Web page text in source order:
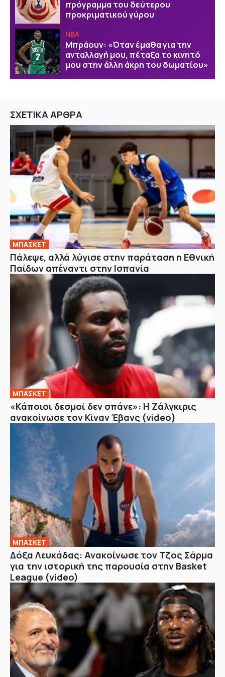
πρόγραμμα του δεύτερου
προκριματικού γύρου
NBA
Μπράουν: «Όταν έμαθα για την
ανταλλαγή μου, πέταξα το κινητό
μου στην άλλη άκρη του δωματίου»
ΣΧΕΤΙΚΑ ΑΡΘΡΑ
ΜΠΑΣΚΕΤ
Πάλεψε, αλλά λύγισε στην παράταση η Εθνική
Παίδων απέναντι στην Ισπανία
ΜΠΑΣΚΕΤ
«Κάποιοι δεσμοί δεν σπάνε»: Η Ζάλγκιρις
ανακοίνωσε τον Κίναν Έβανς (video)
ΜΠΑΣΚΕΤ
Δόξα Λευκάδας: Ανακοίνωσε τον Τζος Σάρμα
για την ιστορική της παρουσία στην Basket
League (video)